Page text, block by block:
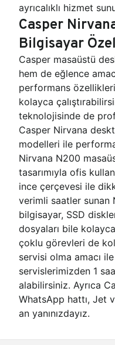
ayrıcalıklı hizmet
Casper
Bilgisayar
Casper masaüstü
hem de eğlence
performans
kolayca
teknolojisinde de
Casper Nirvana
modelleri ile
Nirvana N200
tasarımıyla ofis
ince çerçevesi ile
verimli saatler sunan
bilgisayar, SSD
dosyaları bile
çoklu görevleri de
servisi olma amacı
servislerimizden 1
alabilirsiniz. Ayrıca
WhatsApp hattı, Jet
an yanınızdayız.